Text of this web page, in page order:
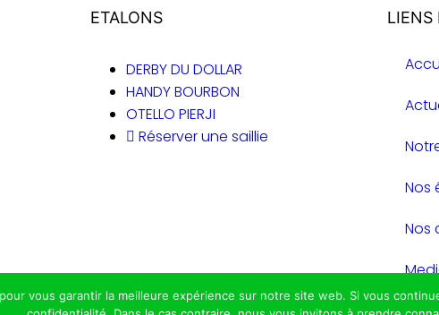
ETALONS
DERBY DU DOLLAR
HANDY BOURBON
OTELLO PIERJI
Réserver une saillie
LIENS
Nos
Nos
vous garantir la meilleure expérience sur notre site web. Si vous